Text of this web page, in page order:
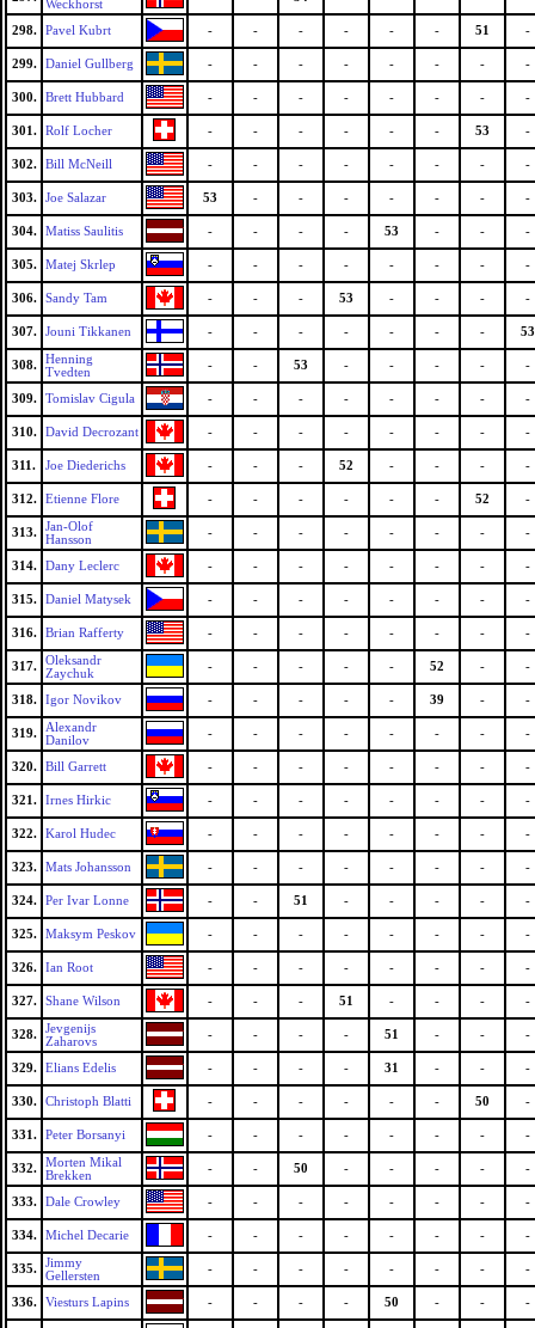
Weckhorst
298. Pavel Kubrt - - - - - - 51 -
299. Daniel Gullberg - - - - - - - -
300. Brett Hubbard - - - - - - - -
301. Rolf Locher - - - - - - 53 -
302. Bill McNeill - - - - - - - -
303. Joe Salazar 53 - - - - - - -
304. Matiss Saulitis - - - - 53 - - -
305. Matej Skrlep - - - - - - - -
306. Sandy Tam - - - 53 - - - -
307. Jouni Tikkanen - - - - - - - 53
308.
Henning
Tvedten
- - 53 - - - - -
309. Tomislav Cigula - - - - - - - -
310. David Decrozant - - - - - - - -
311. Joe Diederichs - - - 52 - - - -
312. Etienne Flore - - - - - - 52 -
313.
Jan-Olof
Hansson
- - - - - - - -
314. Dany Leclerc - - - - - - - -
315. Daniel Matysek - - - - - - - -
316. Brian Rafferty - - - - - - - -
317.
Oleksandr
Zaychuk
- - - - - 52 - -
318. Igor Novikov - - - - - 39 - -
319.
Alexandr
Danilov
- - - - - - - -
320. Bill Garrett - - - - - - - -
321. Irnes Hirkic - - - - - - - -
322. Karol Hudec - - - - - - - -
323. Mats Johansson - - - - - - - -
324. Per Ivar Lonne - - 51 - - - - -
325. Maksym Peskov - - - - - - - -
326. Ian Root - - - - - - - -
327. Shane Wilson - - - 51 - - - -
328.
Jevgenijs
Zaharovs
- - - - 51 - - -
329. Elians Edelis - - - - 31 - - -
330. Christoph Blatti - - - - - - 50 -
331. Peter Borsanyi - - - - - - - -
332.
Morten Mikal
Brekken
- - 50 - - - - -
333. Dale Crowley - - - - - - - -
334. Michel Decarie - - - - - - - -
335.
Jimmy
Gellersten
- - - - - - - -
336. Viesturs Lapins - - - - 50 - - -